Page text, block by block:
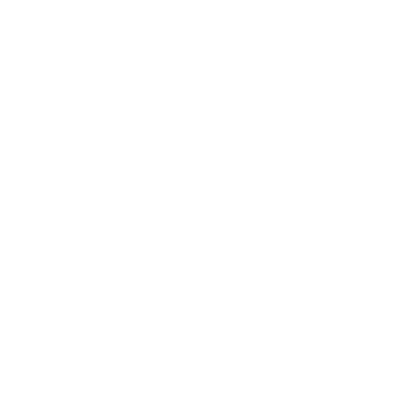
residências, comércios e restaurantes, este
bebidas e outros produtos, atendendo às
com diversos estilos de decoração.
alimentos frescos por mais tempo.
a temperatura interna estável.
armazenados.